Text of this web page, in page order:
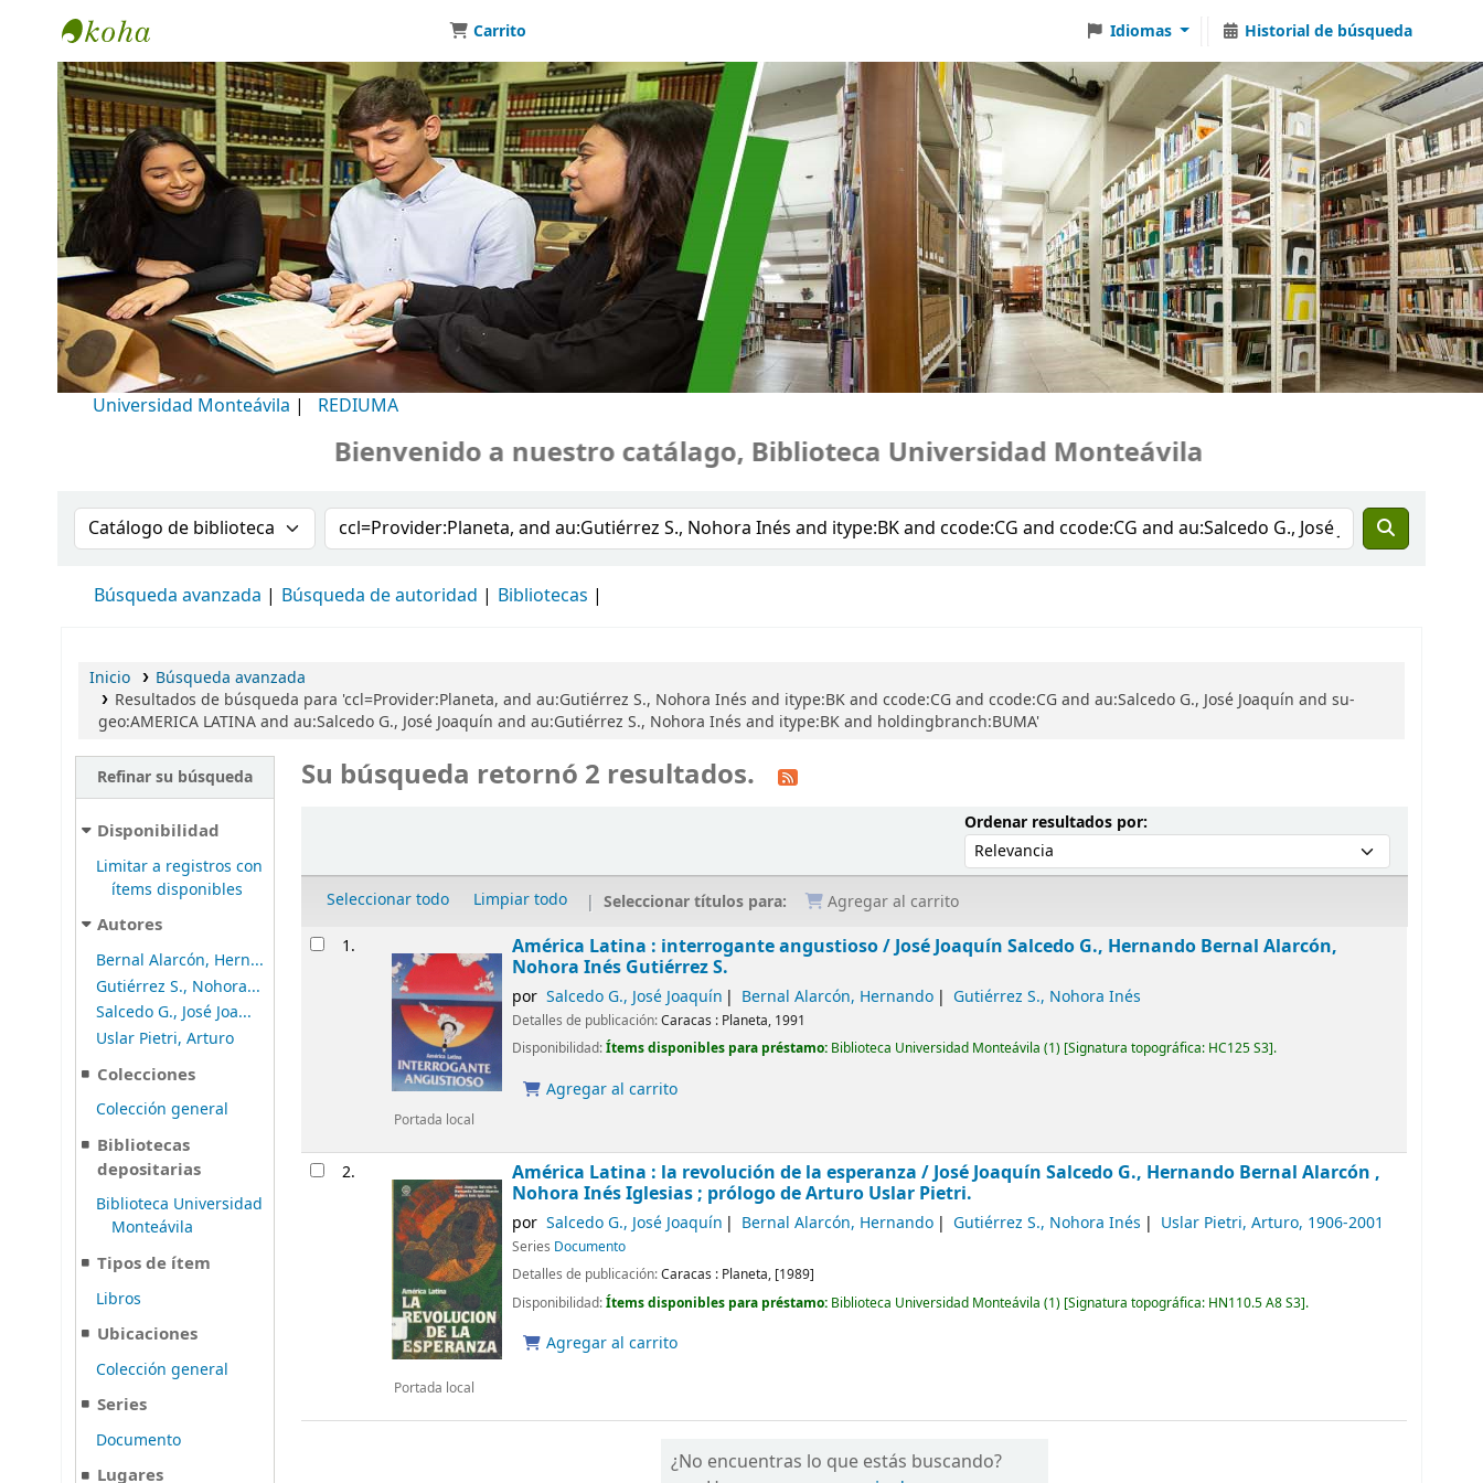
Biblioteca Universidad Monteávila
Carrito Idiomas Historial de búsqueda
Universidad Monteávila | REDIUMA
Bienvenido a nuestro catálago, Biblioteca Universidad Monteávila
Buscar en el catálogo por:Buscar en el catálogo
Búsqueda avanzada Búsqueda de autoridad Bibliotecas
Inicio
Búsqueda avanzada
Resultados de búsqueda para 'ccl=Provider:Planeta, and au:Gutiérrez S., Nohora Inés and itype:BK and ccode:CG and ccode:CG and au:Salcedo G., José Joaquín and su-
geo:AMERICA LATINA and au:Salcedo G., José Joaquín and au:Gutiérrez S., Nohora Inés and itype:BK and holdingbranch:BUMA'
Refinar su búsqueda
Disponibilidad
Limitar a registros con
ítems disponibles
Autores
Bernal Alarcón, Hern...
Gutiérrez S., Nohora...
Salcedo G., José Joa...
Uslar Pietri, Arturo
Colecciones
Colección general
Bibliotecas
depositarias
Biblioteca Universidad
Monteávila
Tipos de ítem
Libros
Ubicaciones
Colección general
Series
Documento
Lugares
Su búsqueda retornó 2 resultados.
Ordenar resultados por:Ordenar por:
Seleccionar todo Limpiar todo Seleccionar títulos para: Agregar al carrito
Resultados
1.
Portada local
América Latina : interrogante angustioso /José Joaquín Salcedo G., Hernando Bernal Alarcón,
Nohora Inés Gutiérrez S.
por Salcedo G., José Joaquín Bernal Alarcón, Hernando Gutiérrez S., Nohora Inés
Detalles de publicación:Caracas : Planeta, 1991
Disponibilidad:Ítems disponibles para préstamo: Biblioteca Universidad Monteávila (1) Signatura topográfica: HC125 S3 .
Agregar al carrito
2.
Portada local
América Latina : la revolución de la esperanza /José Joaquín Salcedo G., Hernando Bernal Alarcón ,
Nohora Inés Iglesias ; prólogo de Arturo Uslar Pietri.
por Salcedo G., José Joaquín Bernal Alarcón, Hernando Gutiérrez S., Nohora Inés Uslar Pietri, Arturo, 1906-2001
Series Documento
Detalles de publicación:Caracas : Planeta, [1989]
Disponibilidad:Ítems disponibles para préstamo: Biblioteca Universidad Monteávila (1) Signatura topográfica: HN110.5 A8 S3 .
Agregar al carrito
¿No encuentras lo que estás buscando?